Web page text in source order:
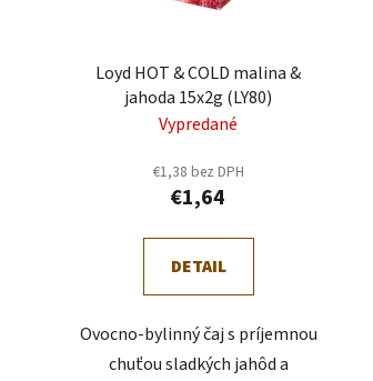
Loyd HOT & COLD malina &
jahoda 15x2g (LY80)
Vypredané
€1,38 bez DPH
€1,64
DETAIL
Ovocno-bylinný čaj s príjemnou
chuťou sladkých jahôd a